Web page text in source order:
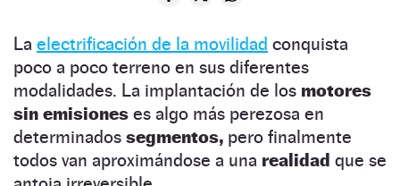
La electrificación de la movilidad conquista
poco a poco terreno en sus diferentes
modalidades. La implantación de los motores
sin emisiones es algo más perezosa en
determinados segmentos, pero finalmente
todos van aproximándose a una realidad que se